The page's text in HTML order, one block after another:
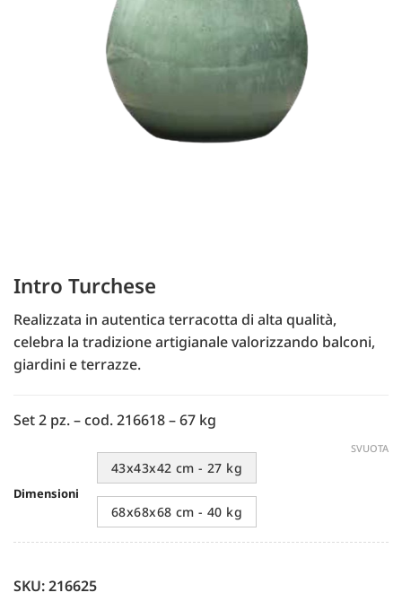
Intro Turchese
Realizzata in autentica terracotta di alta qualità,
celebra la tradizione artigianale valorizzando balconi,
giardini e terrazze.
Set 2 pz. – cod. 216618 – 67 kg
Dimensioni
43x43x42 cm - 27 kg
68x68x68 cm - 40 kg
SVUOTA
SKU: 216625